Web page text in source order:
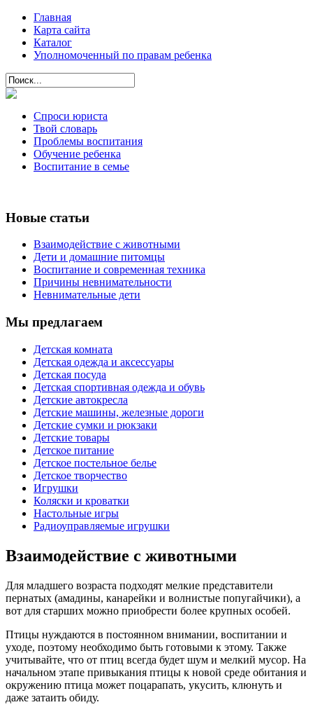
Главная
Карта сайта
Каталог
Уполномоченный по правам ребенка
Спроси юриста
Твой словарь
Проблемы воспитания
Обучение ребенка
Воспитание в семье
Новые статьи
Взаимодействие с животными
Дети и домашние питомцы
Воспитание и современная техника
Причины невнимательности
Невнимательные дети
Мы предлагаем
Детская комната
Детская одежда и аксессуары
Детская посуда
Детская спортивная одежда и обувь
Детские автокресла
Детские машины, железные дороги
Детские сумки и рюкзаки
Детские товары
Детское питание
Детское постельное белье
Детское творчество
Игрушки
Коляски и кроватки
Настольные игры
Радиоуправляемые игрушки
Взаимодействие с животными
Для младшего возраста подходят мелкие представители
пернатых (амадины, канарейки и волнистые попугайчики), а
вот для старших можно приобрести более крупных особей.
Птицы нуждаются в постоянном внимании, воспитании и
уходе, поэтому необходимо быть готовыми к этому. Также
учитывайте, что от птиц всегда будет шум и мелкий мусор. На
начальном этапе привыкания птицы к новой среде обитания и
окружению птица может поцарапать, укусить, клюнуть и
даже затаить обиду.